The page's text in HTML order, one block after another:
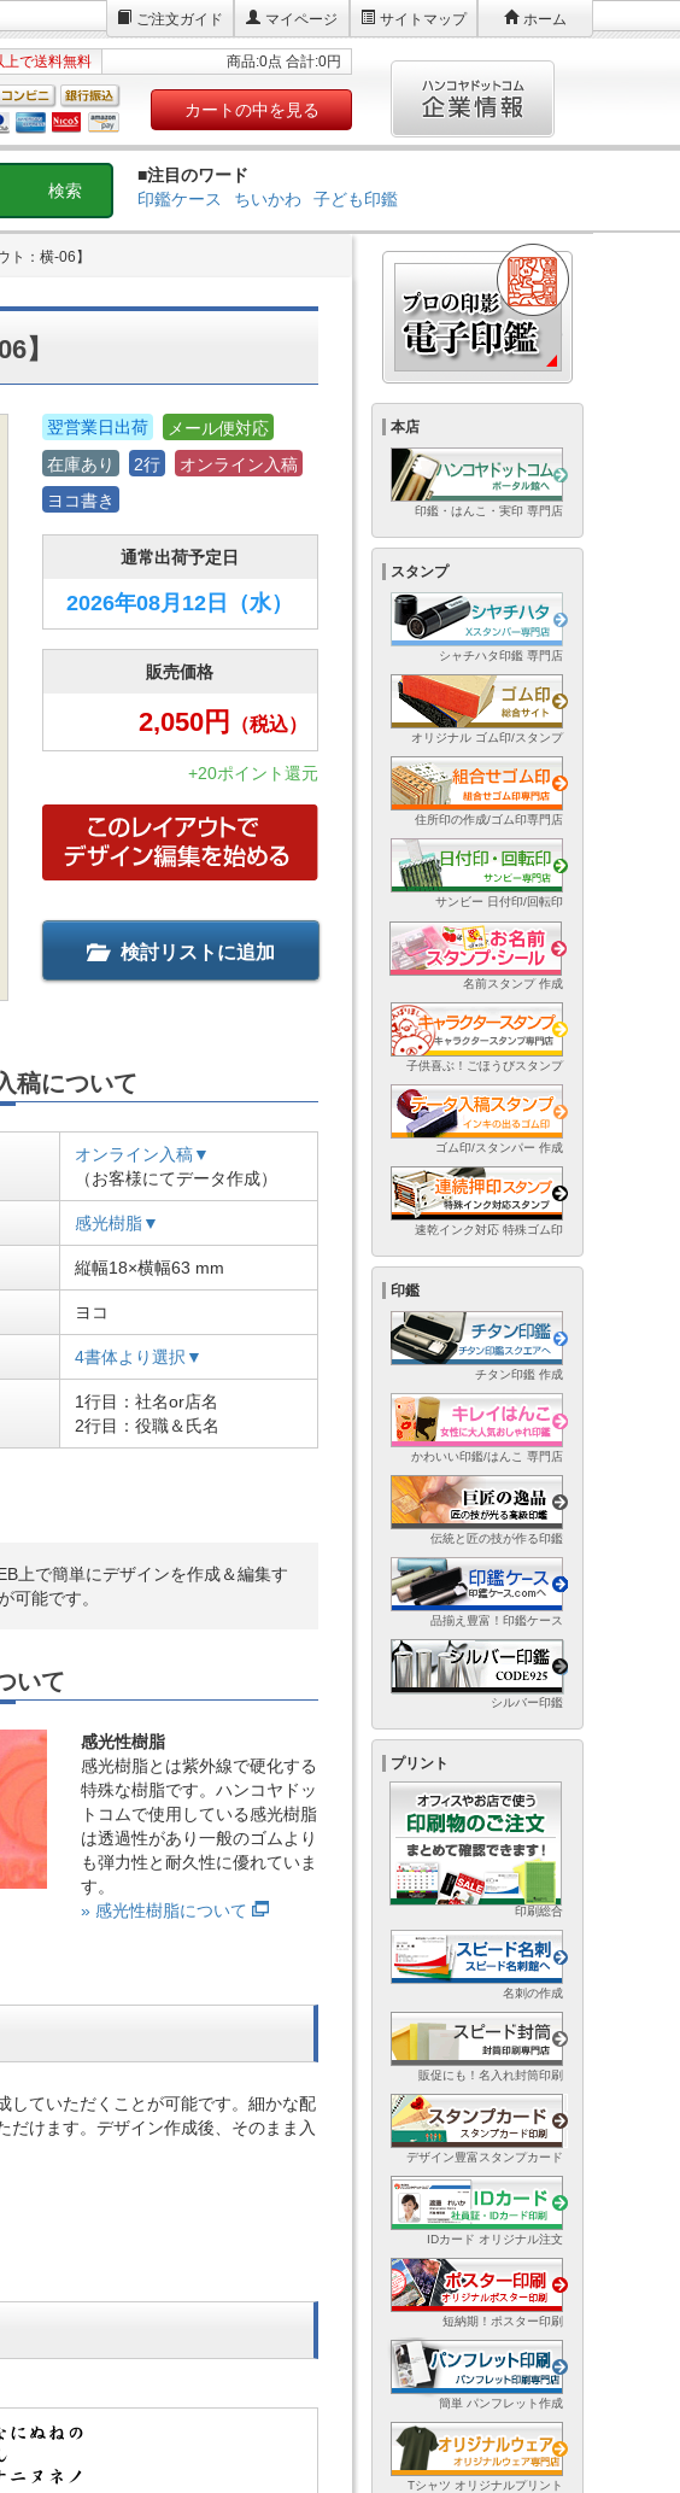
ご注文ガイド マイページ サイトマップ ホーム
で送料無料 商品:0点 合計:0円
カートの中を見る
■注目のワード
印鑑ケース
ちいかわ 子ども印鑑
ト：横-06】
】
翌営業日出荷
メール便対応
在庫あり
2行
オンライン入稿
ヨコ書き
通常出荷予定日
2026年08月12日 （水）
販売価格
2,050円 （税込）
+20ポイント還元
検討リストに追加
稿について
オンライン入稿▼
（お客様にてデータ作成）
感光樹脂▼
縦幅18×横幅63 mm
ヨコ
4書体より選択▼
1行目：社名or店名
2行目：役職＆氏名
上で簡単にデザインを作成＆編集す
可能です。
いて
感光性樹脂
感光樹脂とは紫外線で硬化する
特殊な樹脂です。ハンコヤドッ
トコムで使用している感光樹脂
は透過性があり一般のゴムより
も弾力性と耐久性に優れていま
す。
» 感光性樹脂について
していただくことが可能です。細かな配
けます。デザイン作成後、そのまま入
本店
印鑑・はんこ・実印 専門店
スタンプ
シャチハタ印鑑 専門店
オリジナル ゴム印/スタンプ
住所印の作成/ゴム印専門店
サンビー 日付印/回転印
名前スタンプ 作成
子供喜ぶ！ごほうびスタンプ
ゴム印/スタンパー 作成
速乾インク対応 特殊ゴム印
印鑑
チタン印鑑 作成
かわいい印鑑/はんこ 専門店
伝統と匠の技が作る印鑑
品揃え豊富！印鑑ケース
シルバー印鑑
プリント
印刷総合
名刺の作成
販促にも！名入れ封筒印刷
デザイン豊富スタンプカード
IDカード オリジナル注文
短納期！ポスター印刷
簡単 パンフレット作成
Tシャツ オリジナルプリント